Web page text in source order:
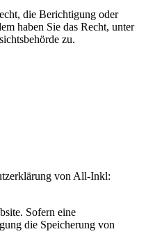
die Berichtigung oder
haben Sie das Recht, unter
zu.
von All-Inkl:
Sofern eine
die Speicherung von